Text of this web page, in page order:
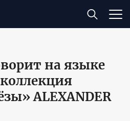
на языке
ALEXANDER